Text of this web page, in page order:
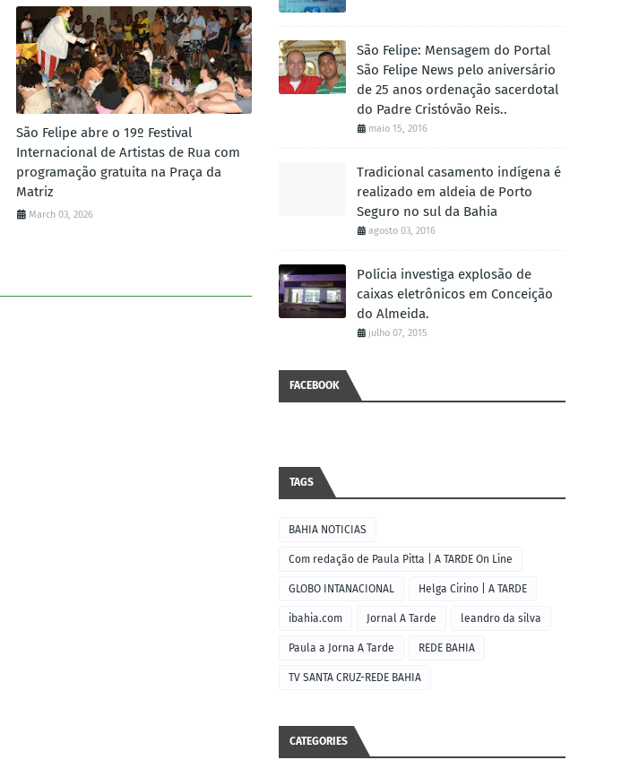
São Felipe abre o 19º Festival
Internacional de Artistas de Rua com
programação gratuita na Praça da
Matriz
March 03, 2026
São Felipe: Mensagem do Portal
São Felipe News pelo aniversário
de 25 anos ordenação sacerdotal
do Padre Cristóvão Reis..
maio 15, 2016
Tradicional casamento indígena é
realizado em aldeia de Porto
Seguro no sul da Bahia
agosto 03, 2016
Polícia investiga explosão de
caixas eletrônicos em Conceição
do Almeida.
julho 07, 2015
FACEBOOK
TAGS
BAHIA NOTICIAS
Com redação de Paula Pitta | A TARDE On Line
GLOBO INTANACIONAL Helga Cirino | A TARDE
ibahia.com Jornal A Tarde leandro da silva
Paula a Jorna A Tarde REDE BAHIA
TV SANTA CRUZ-REDE BAHIA
CATEGORIES